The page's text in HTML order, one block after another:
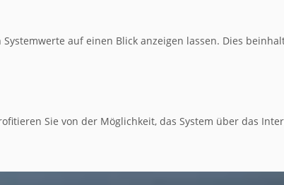
auf einen Blick anzeigen lassen. Dies
Sie von der Möglichkeit, das System über das